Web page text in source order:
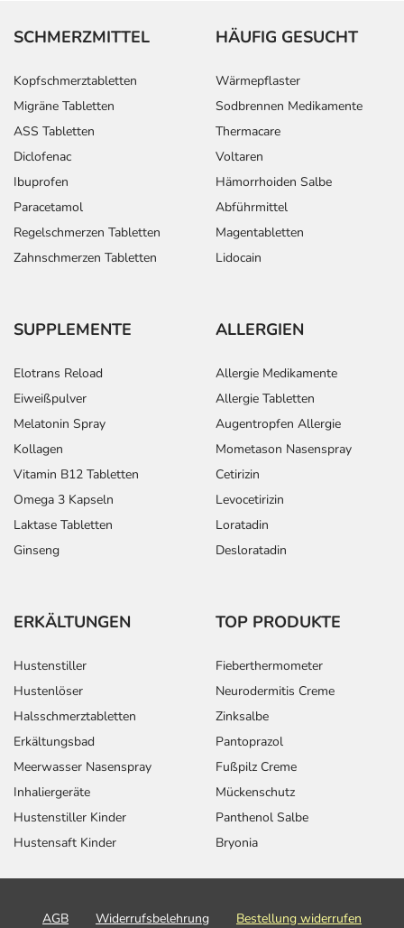
SCHMERZMITTEL
Kopfschmerztabletten
Migräne Tabletten
ASS Tabletten
Diclofenac
Ibuprofen
Paracetamol
Regelschmerzen Tabletten
Zahnschmerzen Tabletten
HÄUFIG GESUCHT
Wärmepflaster
Sodbrennen Medikamente
Thermacare
Voltaren
Hämorrhoiden Salbe
Abführmittel
Magentabletten
Lidocain
SUPPLEMENTE
Elotrans Reload
Eiweißpulver
Melatonin Spray
Kollagen
Vitamin B12 Tabletten
Omega 3 Kapseln
Laktase Tabletten
Ginseng
ALLERGIEN
Allergie Medikamente
Allergie Tabletten
Augentropfen Allergie
Mometason Nasenspray
Cetirizin
Levocetirizin
Loratadin
Desloratadin
ERKÄLTUNGEN
Hustenstiller
Hustenlöser
Halsschmerztabletten
Erkältungsbad
Meerwasser Nasenspray
Inhaliergeräte
Hustenstiller Kinder
Hustensaft Kinder
TOP PRODUKTE
Fieberthermometer
Neurodermitis Creme
Zinksalbe
Pantoprazol
Fußpilz Creme
Mückenschutz
Panthenol Salbe
Bryonia
AGB Widerrufsbelehrung
Bestellung widerrufen